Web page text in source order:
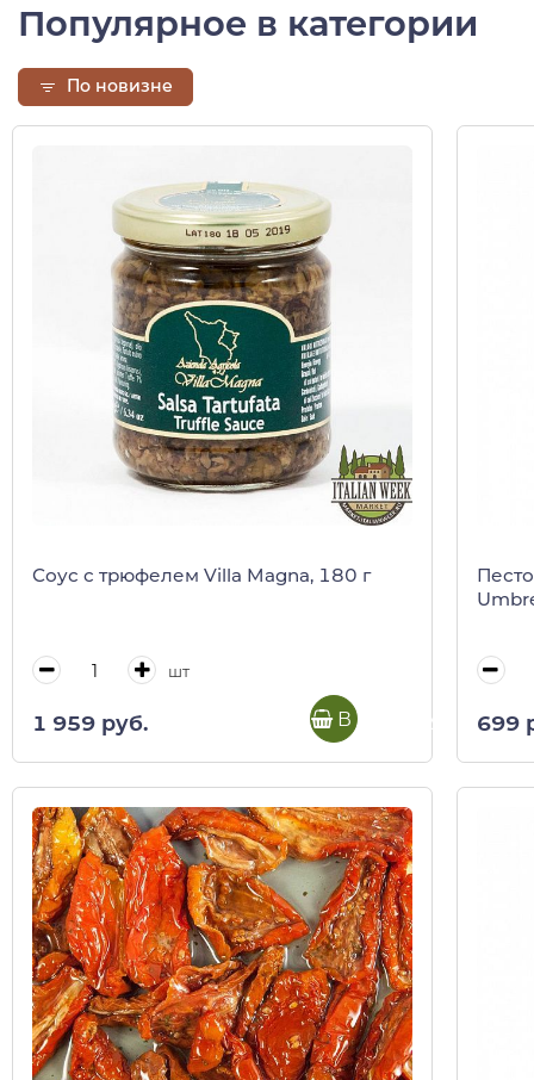
Популярное в категории
По новизне
Соус с трюфелем Villa Magna, 180 г
шт
1 959 руб. В корзину 699